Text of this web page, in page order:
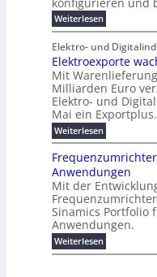
i
e
P
l
u
g
F
e
s
t
a
n
a
e
m
e
n
t
H
a
l
b
j
a
h
r
2
0
2
6
g
o
-
C
E
O
r
ü
S
t
r
ö
m
e
b
i
s
5
A
t
f
ü
h
r
e
n
d
e
s
i
n
u
s
t
r
i
e
l
l
e
Weiterlesen:
N
u
e
r
O
n
l
i
n
e
-
S
h
o
p
v
o
n
I
c
Elektro- und
Elektroexporte
Mit
Milliarden Euro
Elektro- und
Mai ein
Weiterlesen:
E
e
k
t
r
o
e
x
p
o
Anwendungen
Mit der
Sinamics Portfolio
Anwendungen.
Weiterlesen:
F